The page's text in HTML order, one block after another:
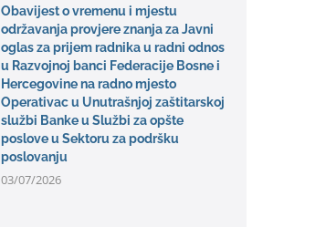
Obavijest o vremenu i mjestu
održavanja provjere znanja za Javni
oglas za prijem radnika u radni odnos
u Razvojnoj banci Federacije Bosne i
Hercegovine na radno mjesto
Operativac u Unutrašnjoj zaštitarskoj
službi Banke u Službi za opšte
poslove u Sektoru za podršku
poslovanju
03/07/2026